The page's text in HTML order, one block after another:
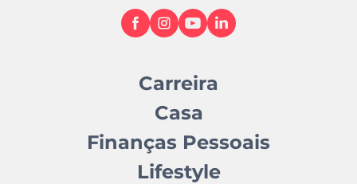
Carreira
Casa
Finanças Pessoais
Lifestyle